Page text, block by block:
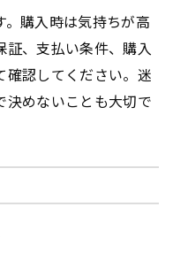
購入時は気持ちが高
証、支払い条件、購入
確認してください。迷
決めないことも大切で